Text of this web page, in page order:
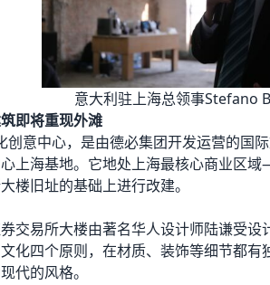
意大利驻上海总领事Stefano
即将重现外滩
创意中心，是由德必集团开发运营的国
上海基地。它地处上海最核心商业区
楼旧址的基础上进行改建。
交易所大楼由著名华人设计师陆谦受
化四个原则，在材质、装饰等细节都有
代的风格。